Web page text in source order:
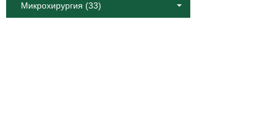
Микрохирургия (33)